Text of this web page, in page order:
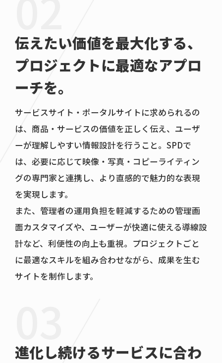
伝えたい価値を最大化する、
プロジェクトに最適なアプロ
ーチを。
サービスサイト・ポータルサイトに求められるの
は、商品・サービスの価値を正しく伝え、ユーザ
ーが理解しやすい情報設計を行うこと。SPDで
は、必要に応じて映像・写真・コピーライティン
グの専門家と連携し、より直感的で魅力的な表現
を実現します。
また、管理者の運用負担を軽減するための管理画
面カスタマイズや、ユーザーが快適に使える導線設
計など、利便性の向上も重視。プロジェクトごと
に最適なスキルを組み合わせながら、成果を生む
サイトを制作します。
進化し続けるサービスに合わ